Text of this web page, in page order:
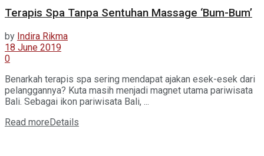
Terapis Spa Tanpa Sentuhan Massage ‘Bum-Bum’
by Indira Rikma
18 June 2019
0
Benarkah terapis spa sering mendapat ajakan esek-esek dari
pelanggannya? Kuta masih menjadi magnet utama pariwisata
Bali. Sebagai ikon pariwisata Bali, ...
Read moreDetails